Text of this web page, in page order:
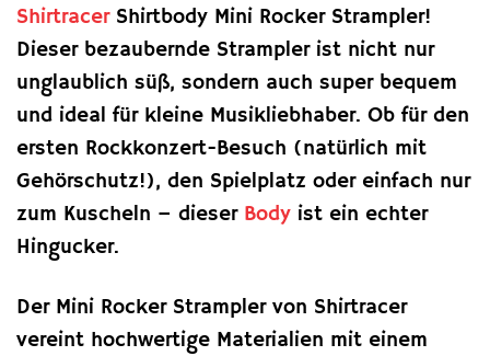
ShirtracerShirtbody Mini Rocker Strampler!
Dieser bezaubernde Strampler ist nicht nur
unglaublich süß, sondern auch super bequem
und ideal für kleine Musikliebhaber. Ob für den
ersten Rockkonzert-Besuch (natürlich mit
Gehörschutz!), den Spielplatz oder einfach nur
zum Kuscheln – dieser Body ist ein echter
Hingucker.
Der Mini Rocker Strampler von Shirtracer
vereint hochwertige Materialien mit einem